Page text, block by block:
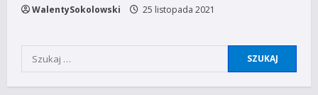
WalentySokolowski 25 listopada 2021
Szukaj: